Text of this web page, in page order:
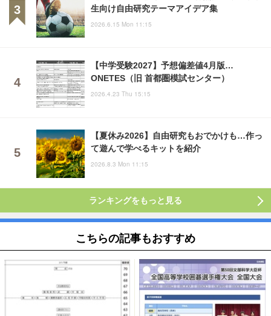
生向け自由研究テーマアイデア集
2026.6.15 Mon 11:15
【中学受験2027】予想偏差値4月版…
ONETES（旧 首都圏模試センター）
2026.4.23 Thu 15:15
【夏休み2026】自由研究もおでかけも…作っ
て遊んで学べるキットを紹介
2026.8.3 Mon 11:15
ランキングをもっと見る
こちらの記事もおすすめ